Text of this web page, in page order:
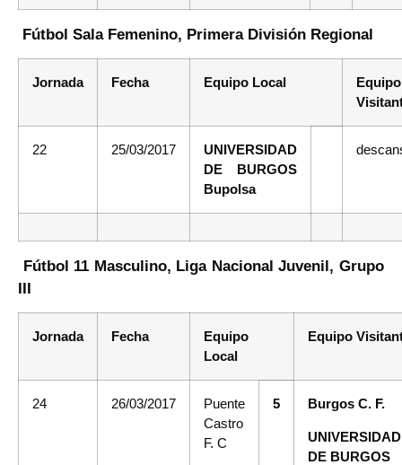
Fútbol Sala Femenino, Primera División Regional
Jornada Fecha Equipo Local
Equipo
22 25/03/2017
UNIVERSIDAD
DE BURGOS
Bupolsa
Fútbol 11 Masculino, Liga Nacional Juvenil, Grupo
III
Jornada Fecha
Equipo
Local
Equipo
24 26/03/2017
Puente
Castro
F. C
5 Burgos C. F.
UNIVERSIDAD
DE BURGOS